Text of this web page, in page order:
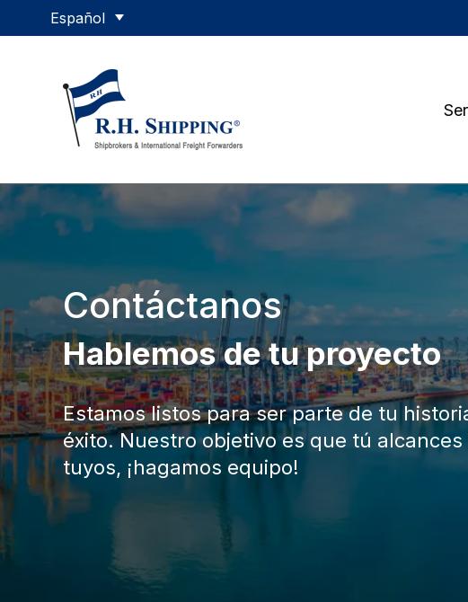
Contáctanos
Hablemos de tu proyecto
Estamos listos para ser parte de tu
éxito. Nuestro objetivo es que tú alcances
tuyos, ¡hagamos equipo!